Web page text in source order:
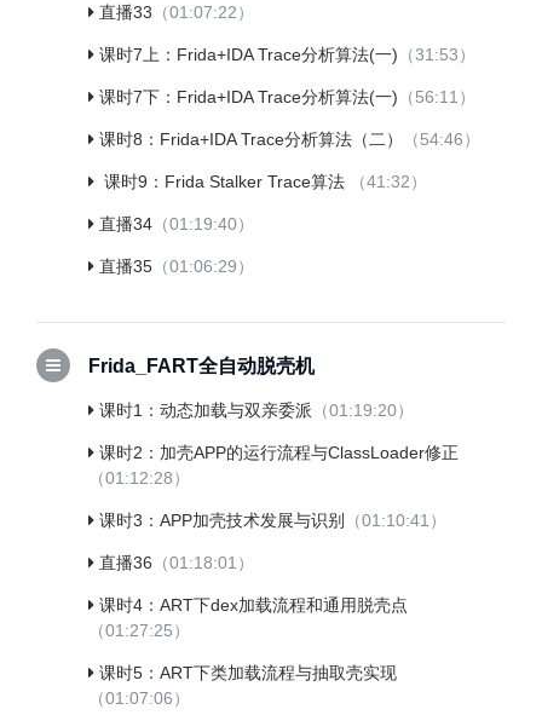
直播33 （01:07:22）
课时7上：Frida+IDA Trace分析算法(一) （31:53）
课时7下：Frida+IDA Trace分析算法(一) （56:11）
课时8：Frida+IDA Trace分析算法（二） （54:46）
课时9：Frida Stalker Trace算法 （41:32）
直播34 （01:19:40）
直播35 （01:06:29）
Frida_FART全自动脱壳机
课时1：动态加载与双亲委派 （01:19:20）
课时2：加壳APP的运行流程与ClassLoader修正
（01:12:28）
课时3：APP加壳技术发展与识别 （01:10:41）
直播36 （01:18:01）
课时4：ART下dex加载流程和通用脱壳点
（01:27:25）
课时5：ART下类加载流程与抽取壳实现
（01:07:06）